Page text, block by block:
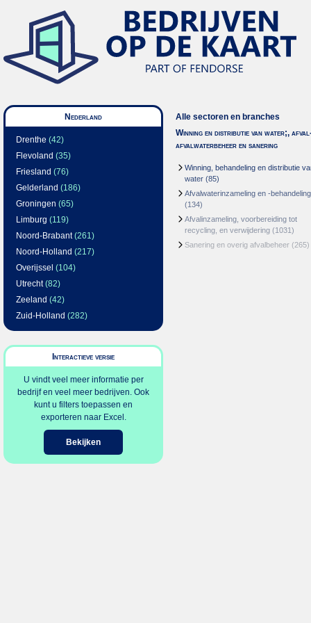
Nederland
Drenthe (42)
Flevoland (35)
Friesland (76)
Gelderland (186)
Groningen (65)
Limburg (119)
Noord-Brabant(261)
Noord-Holland (217)
Overijssel (104)
Utrecht(82)
Zeeland (42)
Zuid-Holland (282)
Interactieve versie
U vindt veel meer informatie per
bedrijf en veel meer bedrijven. Ook
kunt u filters toepassen en
exporteren naar Excel.
Bekijken
Alle sectoren en branches
Winning en distributie van water;,
afvalwaterbeheer en sanering
Winning, behandeling en distributie
water (85)
Afvalwaterinzameling en -behandeling
(134)
Afvalinzameling, voorbereiding tot
recycling, en verwijdering (1031)
Sanering en overig afvalbeheer (265)